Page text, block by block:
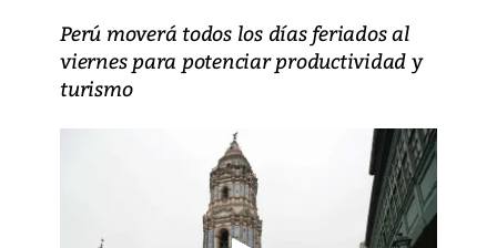
Perú moverá todos los días feriados al
viernes para potenciar productividad y
turismo